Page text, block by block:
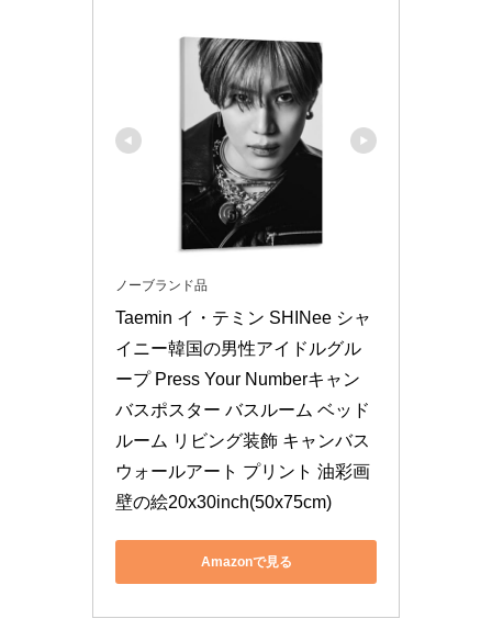
ノーブランド品
Taemin イ・テミン SHINee シャ
イニー韓国の男性アイドルグル
ープ Press Your Numberキャン
バスポスター バスルーム ベッド
ルーム リビング装飾 キャンバス
ウォールアート プリント 油彩画
壁の絵20x30inch(50x75cm)
Amazonで見る